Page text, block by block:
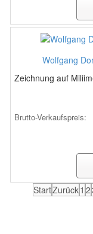
Wolfgang
Zeichnung auf
Brutto-Verkaufspreis:
StartZurück1 2